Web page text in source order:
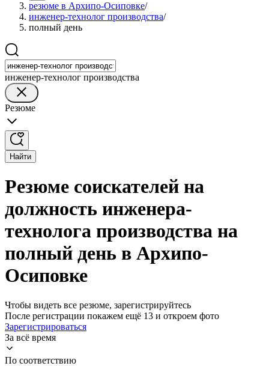
резюме в Архипо-Осиповке/
инженер-технолог производства/
полный день
инженер-технолог производства
Резюме
Найти
Резюме соискателей на
должность инженера-
технолога производства на
полный день в Архипо-
Осиповке
Чтобы видеть все резюме, зарегистрируйтесь
После регистрации покажем ещё 13 и откроем фото
Зарегистрироваться
За всё время
По соответствию